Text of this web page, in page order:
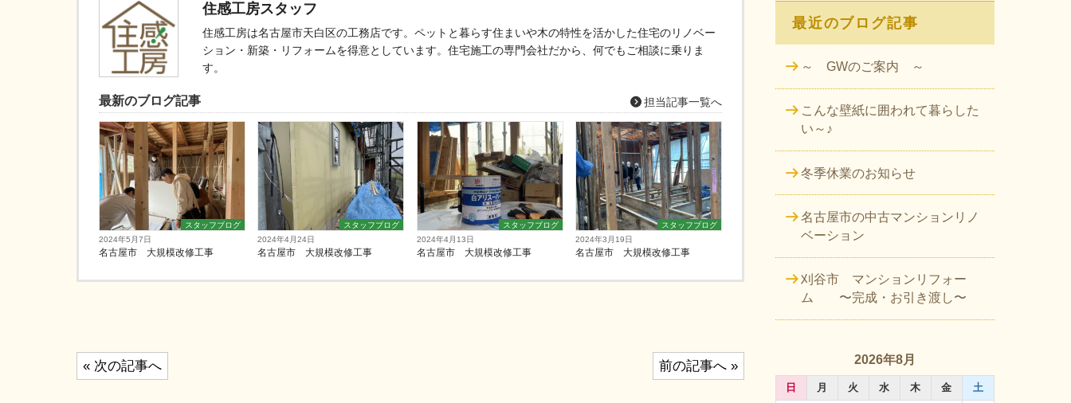
住感工房スタッフ
住感工房は名古屋市天白区の工務店です。ペットと暮らす住まいや木の特性を活かした住宅のリノベー
ション・新築・リフォームを得意としています。住宅施工の専門会社だから、何でもご相談に乗りま
す。
最新のブログ記事 担当記事一覧へ
スタッフブログ
2024年5月7日
名古屋市 大規模改修工事
スタッフブログ
2024年4月24日
名古屋市 大規模改修工事
スタッフブログ
2024年4月13日
名古屋市 大規模改修工事
スタッフブログ
2024年3月19日
名古屋市 大規模改修工事
投
稿
前の記事へ »
« 次の記事へ
最近のブログ記事
～ GWのご案内 ～
こんな壁紙に囲われて暮らした
い～♪
冬季休業のお知らせ
名古屋市の中古マンションリノ
ベーション
刈谷市 マンションリフォー
ム 〜完成・お引き渡し〜
2026年8月
日 月 火 水 木 金 土